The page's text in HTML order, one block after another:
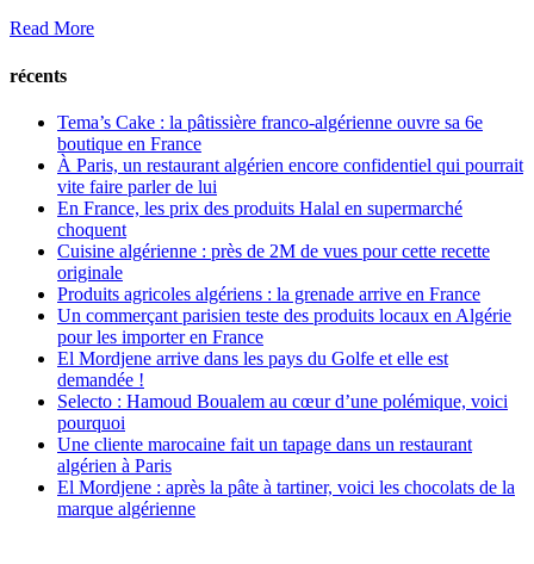
Read More
récents
Tema’s Cake : la pâtissière franco-algérienne ouvre sa 6e
boutique en France
À Paris, un restaurant algérien encore confidentiel qui pourrait
vite faire parler de lui
En France, les prix des produits Halal en supermarché
choquent
Cuisine algérienne : près de 2M de vues pour cette recette
originale
Produits agricoles algériens : la grenade arrive en France
Un commerçant parisien teste des produits locaux en Algérie
pour les importer en France
El Mordjene arrive dans les pays du Golfe et elle est
demandée !
Selecto : Hamoud Boualem au cœur d’une polémique, voici
pourquoi
Une cliente marocaine fait un tapage dans un restaurant
algérien à Paris
El Mordjene : après la pâte à tartiner, voici les chocolats de la
marque algérienne